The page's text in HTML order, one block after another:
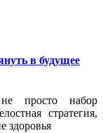
в будущее
просто набор
стратегия,
здоровья